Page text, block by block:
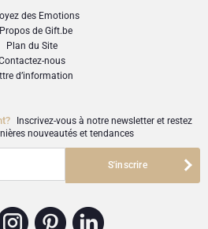
Inscrivez-vous à notre newsletter et restez
nouveautés et tendances
S'inscrire
des Emotions
de Gift.be
Plan du Site
nous
d’information